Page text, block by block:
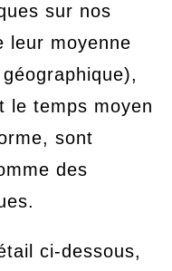
sur nos
leur moyenne
le temps moyen
sont
des
ci-dessous,